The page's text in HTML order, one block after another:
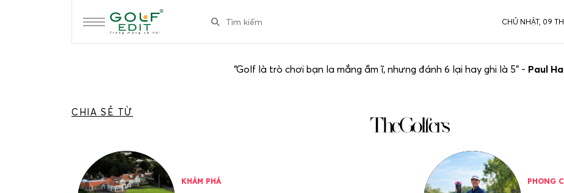
CHỦ NHẬT, 09
“Golf là trò chơi bạn la mắng ầm ĩ, nhưng đánh 6 lại hay ghi là 5” - Paul
CHIA SẺ TỪ
KHÁM PHÁ PHONG